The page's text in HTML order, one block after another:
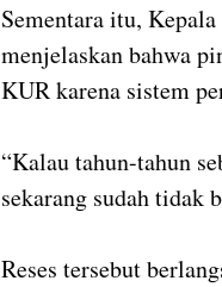
Sementara itu,
menjelaskan bahwa
KUR karena sistem
“Kalau tahun-tahun
sekarang sudah tidak
Reses tersebut